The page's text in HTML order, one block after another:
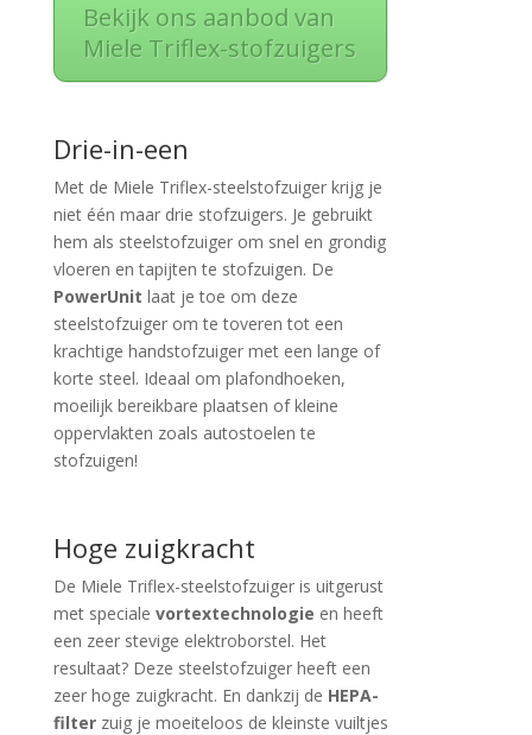
Bekijk ons aanbod van
Miele Triflex-stofzuigers
Drie-in-een
Met de Miele Triflex-steelstofzuiger krijg je
niet één maar drie stofzuigers. Je gebruikt
hem als steelstofzuiger om snel en grondig
vloeren en tapijten te stofzuigen. De
PowerUnit laat je toe om deze
steelstofzuiger om te toveren tot een
krachtige handstofzuiger met een lange of
korte steel. Ideaal om plafondhoeken,
moeilijk bereikbare plaatsen of kleine
oppervlakten zoals autostoelen te
stofzuigen!
Hoge zuigkracht
De Miele Triflex-steelstofzuiger is uitgerust
met speciale vortextechnologie en heeft
een zeer stevige elektroborstel. Het
resultaat? Deze steelstofzuiger heeft een
zeer hoge zuigkracht. En dankzij de HEPA-
filterzuig je moeiteloos de kleinste vuiltjes